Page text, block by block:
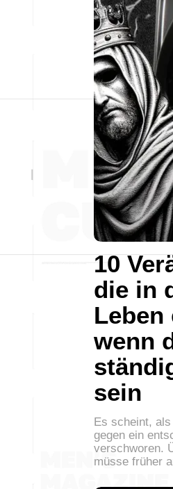
10
die in
Leben
wenn
sein
Es scheint,
gegen ein
verschworen.
müsse früher